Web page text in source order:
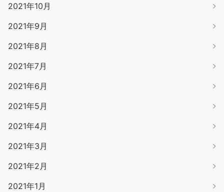
2021年10月
2021年9月
2021年8月
2021年7月
2021年6月
2021年5月
2021年4月
2021年3月
2021年2月
2021年1月